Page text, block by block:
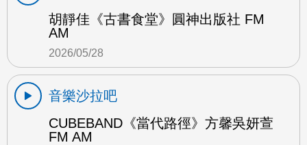
胡靜佳《古書食堂》圓神出版社 FM
AM
2026/05/28
音樂沙拉吧
CUBEBAND《當代路徑》方馨吳妍萱
FM AM